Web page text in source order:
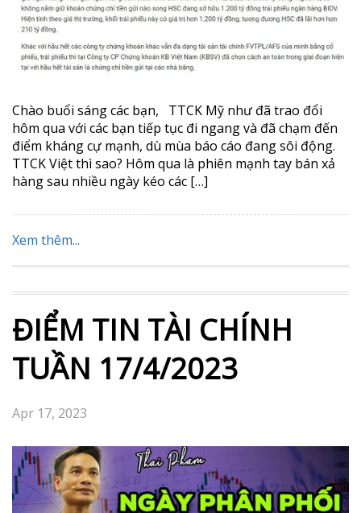
Chào buổi sáng các bạn, TTCK Mỹ như đã trao đổi
hôm qua với các bạn tiếp tục đi ngang và đã chạm đến
điểm kháng cự mạnh, dù mùa báo cáo đang sôi động.
TTCK Việt thì sao? Hôm qua là phiên mạnh tay bán xả
hàng sau nhiều ngày kéo các […]
Xem thêm...
ĐIỂM TIN TÀI CHÍNH
TUẦN 17/4/2023
Apr 17, 2023